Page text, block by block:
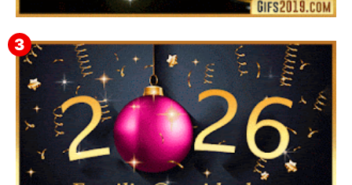
Feliz Año Nuevo 2024: Mensajes, Frases, Imágenes
GIF para Compartir en WhatsApp, Telegram e
Instagram